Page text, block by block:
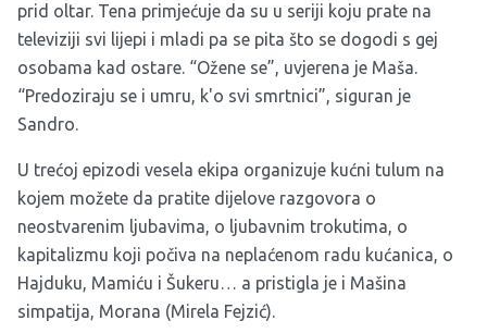
prid oltar. Tena primjećuje da su u seriji koju prate na
televiziji svi lijepi i mladi pa se pita što se dogodi s gej
osobama kad ostare. “Ožene se”, uvjerena je Maša.
“Predoziraju se i umru, k'o svi smrtnici”, siguran je
Sandro.
U trećoj epizodi vesela ekipa organizuje kućni tulum na
kojem možete da pratite dijelove razgovora o
neostvarenim ljubavima, o ljubavnim trokutima, o
kapitalizmu koji počiva na neplaćenom radu kućanica, o
Hajduku, Mamiću i Šukeru… a pristigla je i Mašina
simpatija, Morana (Mirela Fejzić).